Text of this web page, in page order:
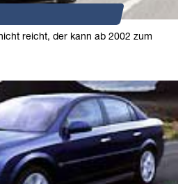
reicht, der kann ab 2002 zum